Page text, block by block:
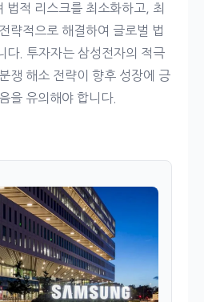
법적 리스크를 최소화하고, 최
략적으로 해결하여 글로벌 법
다. 투자자는 삼성전자의 적극
쟁 해소 전략이 향후 성장에 긍
을 유의해야 합니다.